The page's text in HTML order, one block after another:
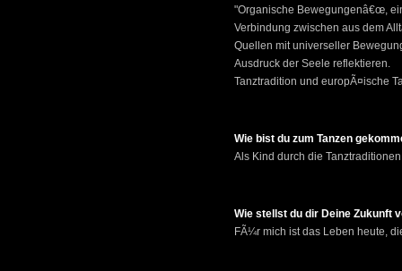
"Organische Bewegungenâ€œ,
Verbindung zwischen aus dem
Quellen mit universeller
Ausdruck der Seele reflektieren.
Tanztradition und europÃ¤ische
Wie bist du zum Tanzen
Als Kind durch die
Wie stellst du dir Deine Zukunft
FÃ¼r mich ist das Leben heute,